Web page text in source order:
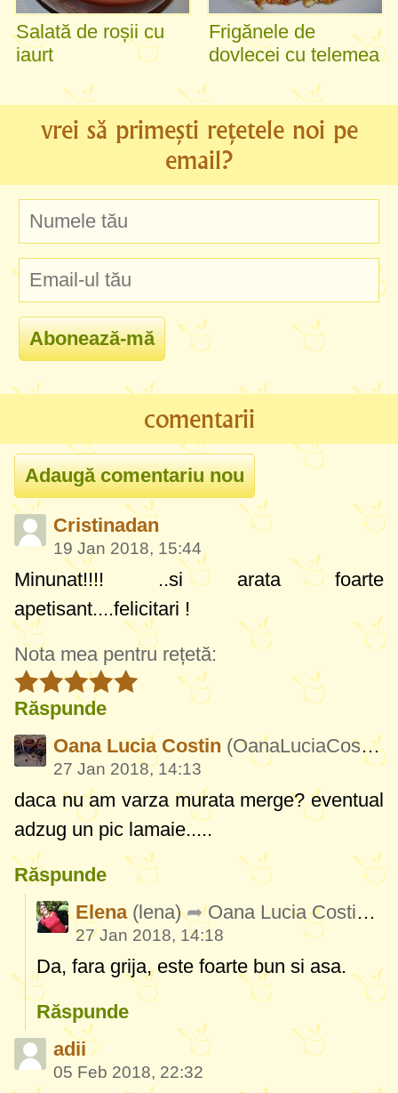
Salată de roșii cu
iaurt
Frigănele de
dovlecei cu telemea
vrei să primești rețetele noi pe
email?
comentarii
Cristinadan
19 Jan 2018, 15:44
Minunat!!!! ..si arata foarte
apetisant....felicitari !
Nota mea pentru rețetă:
Răspunde
Oana Lucia Costin (OanaLuciaCostin889)
27 Jan 2018, 14:13
daca nu am varza murata merge? eventual
adzug un pic lamaie.....
Răspunde
Elena (lena) Oana Lucia Costin
27 Jan 2018, 14:18
Da, fara grija, este foarte bun si asa.
Răspunde
adii
05 Feb 2018, 22:32